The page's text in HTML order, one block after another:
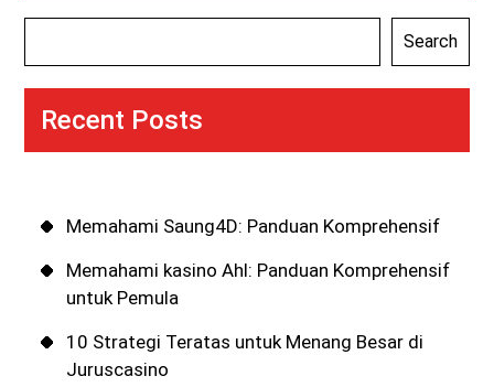
Search
Recent Posts
Memahami Saung4D: Panduan Komprehensif
Memahami kasino Ahl: Panduan Komprehensif
untuk Pemula
10 Strategi Teratas untuk Menang Besar di
Juruscasino